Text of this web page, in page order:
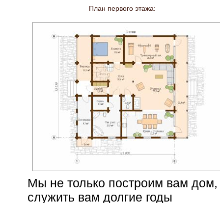
План первого этажа:
Мы не только построим вам
служить вам долгие годы